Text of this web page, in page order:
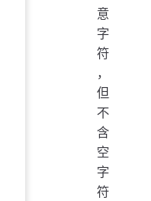
意
字
符
，
但
不
含
空
字
符